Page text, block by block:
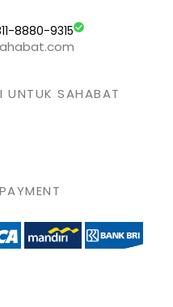
8880-9315
UNTUK SAHABAT